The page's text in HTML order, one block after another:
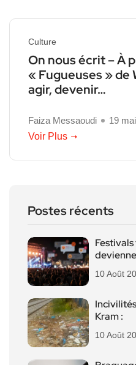
Culture
On nous écrit – À
« Fugueuses » de
agir, devenir…
Faiza Messaoudi
19
Voir Plus
Postes récents
10 Août
Kram :
10 Août